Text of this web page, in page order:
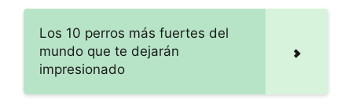
Los 10 perros más fuertes del
mundo que te dejarán
impresionado